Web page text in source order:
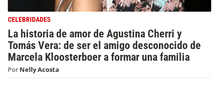
CELEBRIDADES
La historia de amor de Agustina Cherri y
Tomás Vera: de ser el amigo desconocido de
Marcela Kloosterboer a formar una familia
Por Nelly Acosta